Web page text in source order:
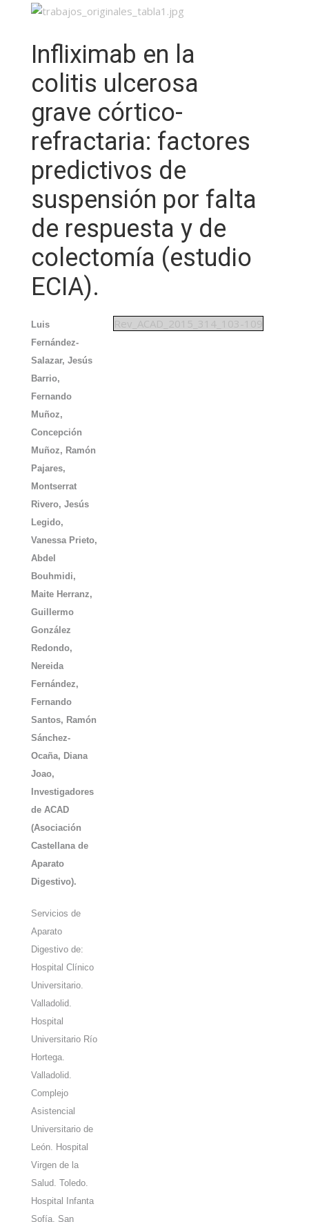
Infliximab en la
colitis ulcerosa
grave córtico-
refractaria: factores
predictivos de
suspensión por falta
de respuesta y de
colectomía (estudio
ECIA).
Luis
Fernández-
Salazar, Jesús
Barrio,
Fernando
Muñoz,
Concepción
Muñoz, Ramón
Pajares,
Montserrat
Rivero, Jesús
Legido,
Vanessa Prieto,
Abdel
Bouhmidi,
Maite Herranz,
Guillermo
González
Redondo,
Nereida
Fernández,
Fernando
Santos, Ramón
Sánchez-
Ocaña, Diana
Joao,
Investigadores
de ACAD
(Asociación
Castellana de
Aparato
Digestivo).
Servicios de
Aparato
Digestivo de:
Hospital Clínico
Universitario.
Valladolid.
Hospital
Universitario Río
Hortega.
Valladolid.
Complejo
Asistencial
Universitario de
León. Hospital
Virgen de la
Salud. Toledo.
Hospital Infanta
Sofía. San
Rev_ACAD_2015_314_103-109